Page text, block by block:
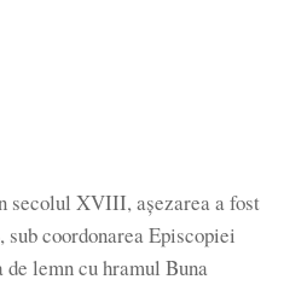
secolul XVIII, aşezarea a fost
coordonarea Episcopiei
lemn cu hramul Buna